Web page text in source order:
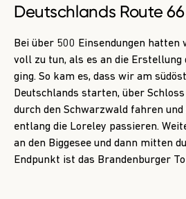
Deutschlands Route
Bei über 500 Einsendungen
voll zu tun, als es an die Erstellung
ging. So kam es, dass wir am
Deutschlands starten, über
durch den Schwarzwald fahren
entlang die Loreley passieren.
an den Biggesee und dann mitten
Endpunkt ist das Brandenburger